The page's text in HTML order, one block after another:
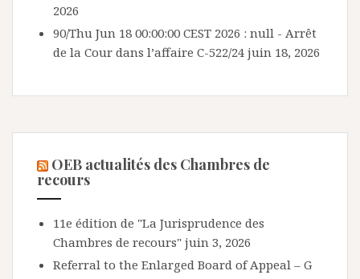
2026
90/Thu Jun 18 00:00:00 CEST 2026 : null - Arrêt
de la Cour dans l’affaire C-522/24 juin 18, 2026
OEB actualités des Chambres de
recours
11e édition de "La Jurisprudence des
Chambres de recours" juin 3, 2026
Referral to the Enlarged Board of Appeal – G